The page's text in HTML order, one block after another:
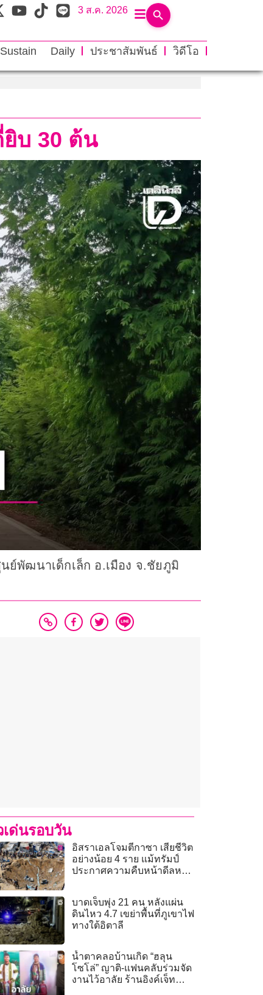
3 ส.ค. 2026
Sustain Daily ประชาสัมพันธ์
วิดีโอ
ยิบ 30 ต้น
ย์พัฒนาเด็กเล็ก อ.เมือง จ.ชัยภูมิ
เด่นรอบวัน
อิสราเอลโจมตีกาซา เสียชีวิต
อย่างน้อย 4 ราย แม้ทรัมป์
ประกาศความคืบหน้าดีลหยุด
บาดเจ็บพุ่ง 21 คน หลังแผ่น
ดินไหว 4.7 เขย่าพื้นที่ภูเขาไฟ
ทางใต้อิตาลี
น้ำตาคลอบ้านเกิด “ฮลุน
โซโล่” ญาติ-แฟนคลับร่วมจัด
งานไว้อาลัย ร้านอิงค์เจ็ททำ